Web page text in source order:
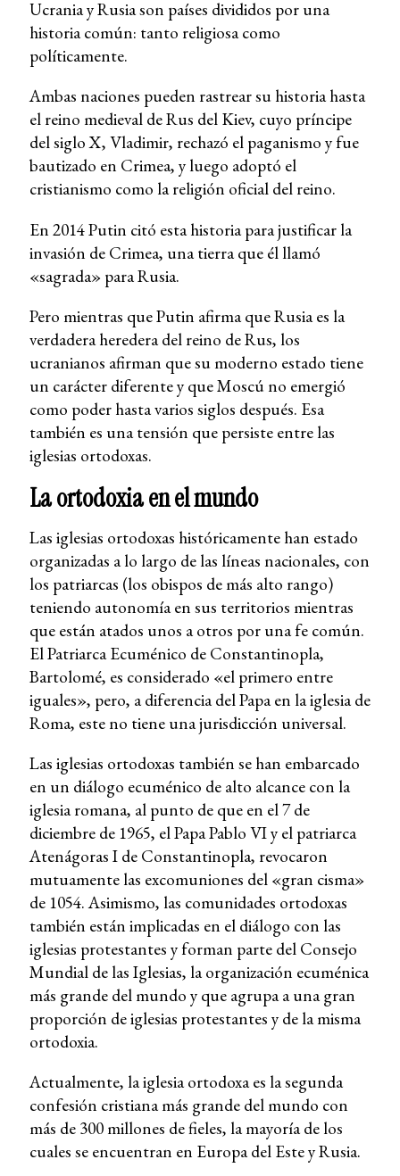
Ucrania y Rusia son países divididos por una
historia común: tanto religiosa como
políticamente.
Ambas naciones pueden rastrear su historia hasta
el reino medieval de Rus del Kiev, cuyo príncipe
del siglo X, Vladimir, rechazó el paganismo y fue
bautizado en Crimea, y luego adoptó el
cristianismo como la religión oficial del reino.
En 2014 Putin citó esta historia para justificar la
invasión de Crimea, una tierra que él llamó
«sagrada» para Rusia.
Pero mientras que Putin afirma que Rusia es la
verdadera heredera del reino de Rus, los
ucranianos afirman que su moderno estado tiene
un carácter diferente y que Moscú no emergió
como poder hasta varios siglos después. Esa
también es una tensión que persiste entre las
iglesias ortodoxas.
La ortodoxia en el mundo
Las iglesias ortodoxas históricamente han estado
organizadas a lo largo de las líneas nacionales, con
los patriarcas (los obispos de más alto rango)
teniendo autonomía en sus territorios mientras
que están atados unos a otros por una fe común.
El Patriarca Ecuménico de Constantinopla,
Bartolomé, es considerado «el primero entre
iguales», pero, a diferencia del Papa en la iglesia de
Roma, este no tiene una jurisdicción universal.
Las iglesias ortodoxas también se han embarcado
en un diálogo ecuménico de alto alcance con la
iglesia romana, al punto de que en el 7 de
diciembre de 1965, el Papa Pablo VI y el patriarca
Atenágoras I de Constantinopla, revocaron
mutuamente las excomuniones del «gran cisma»
de 1054. Asimismo, las comunidades ortodoxas
también están implicadas en el diálogo con las
iglesias protestantes y forman parte del Consejo
Mundial de las Iglesias, la organización ecuménica
más grande del mundo y que agrupa a una gran
proporción de iglesias protestantes y de la misma
ortodoxia.
Actualmente, la iglesia ortodoxa es la segunda
confesión cristiana más grande del mundo con
más de 300 millones de fieles, la mayoría de los
cuales se encuentran en Europa del Este y Rusia.